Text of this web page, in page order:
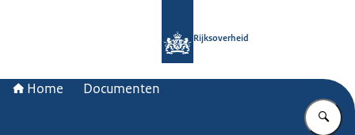
Rijksoverheid
Home Documenten